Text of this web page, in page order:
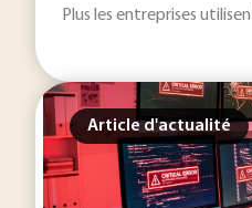
Plus les entreprises
Article d'actualité